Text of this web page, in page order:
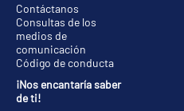
Contáctanos
Consultas de los
medios de
comunicación
Código de conducta
¡Nos encantaría saber
de ti!